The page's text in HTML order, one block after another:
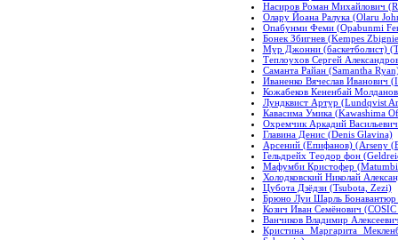
Насиров Роман Михайлович
Олару Йоана Ралука (Olaru
Опабунми Феми (Opabunmi
Бонек Збигнев (Kempes
Мур Джонни (баскетболист)
Теплоухов Сергей
Саманта Райан (Samantha
Иваненко Вячеслав Иванович
Кожабеков Кененбай
Лундквист Артур (Lundqvist
Кавасима Умика (Kawashima
Охремчик Аркадий
Главина Денис (Denis Glavina)
Арсений (Епифанов) (Arseny
Гельдрейх Теодор фон
Мафумби Кристофер
Холодковский Николай
Цубота Дзёдзи (Tsubota, Zezi)
Брюно Луи Шарль Бонавантюр
Козич Иван Семёнович
Ванчиков Владимир
Кристина Маргарита